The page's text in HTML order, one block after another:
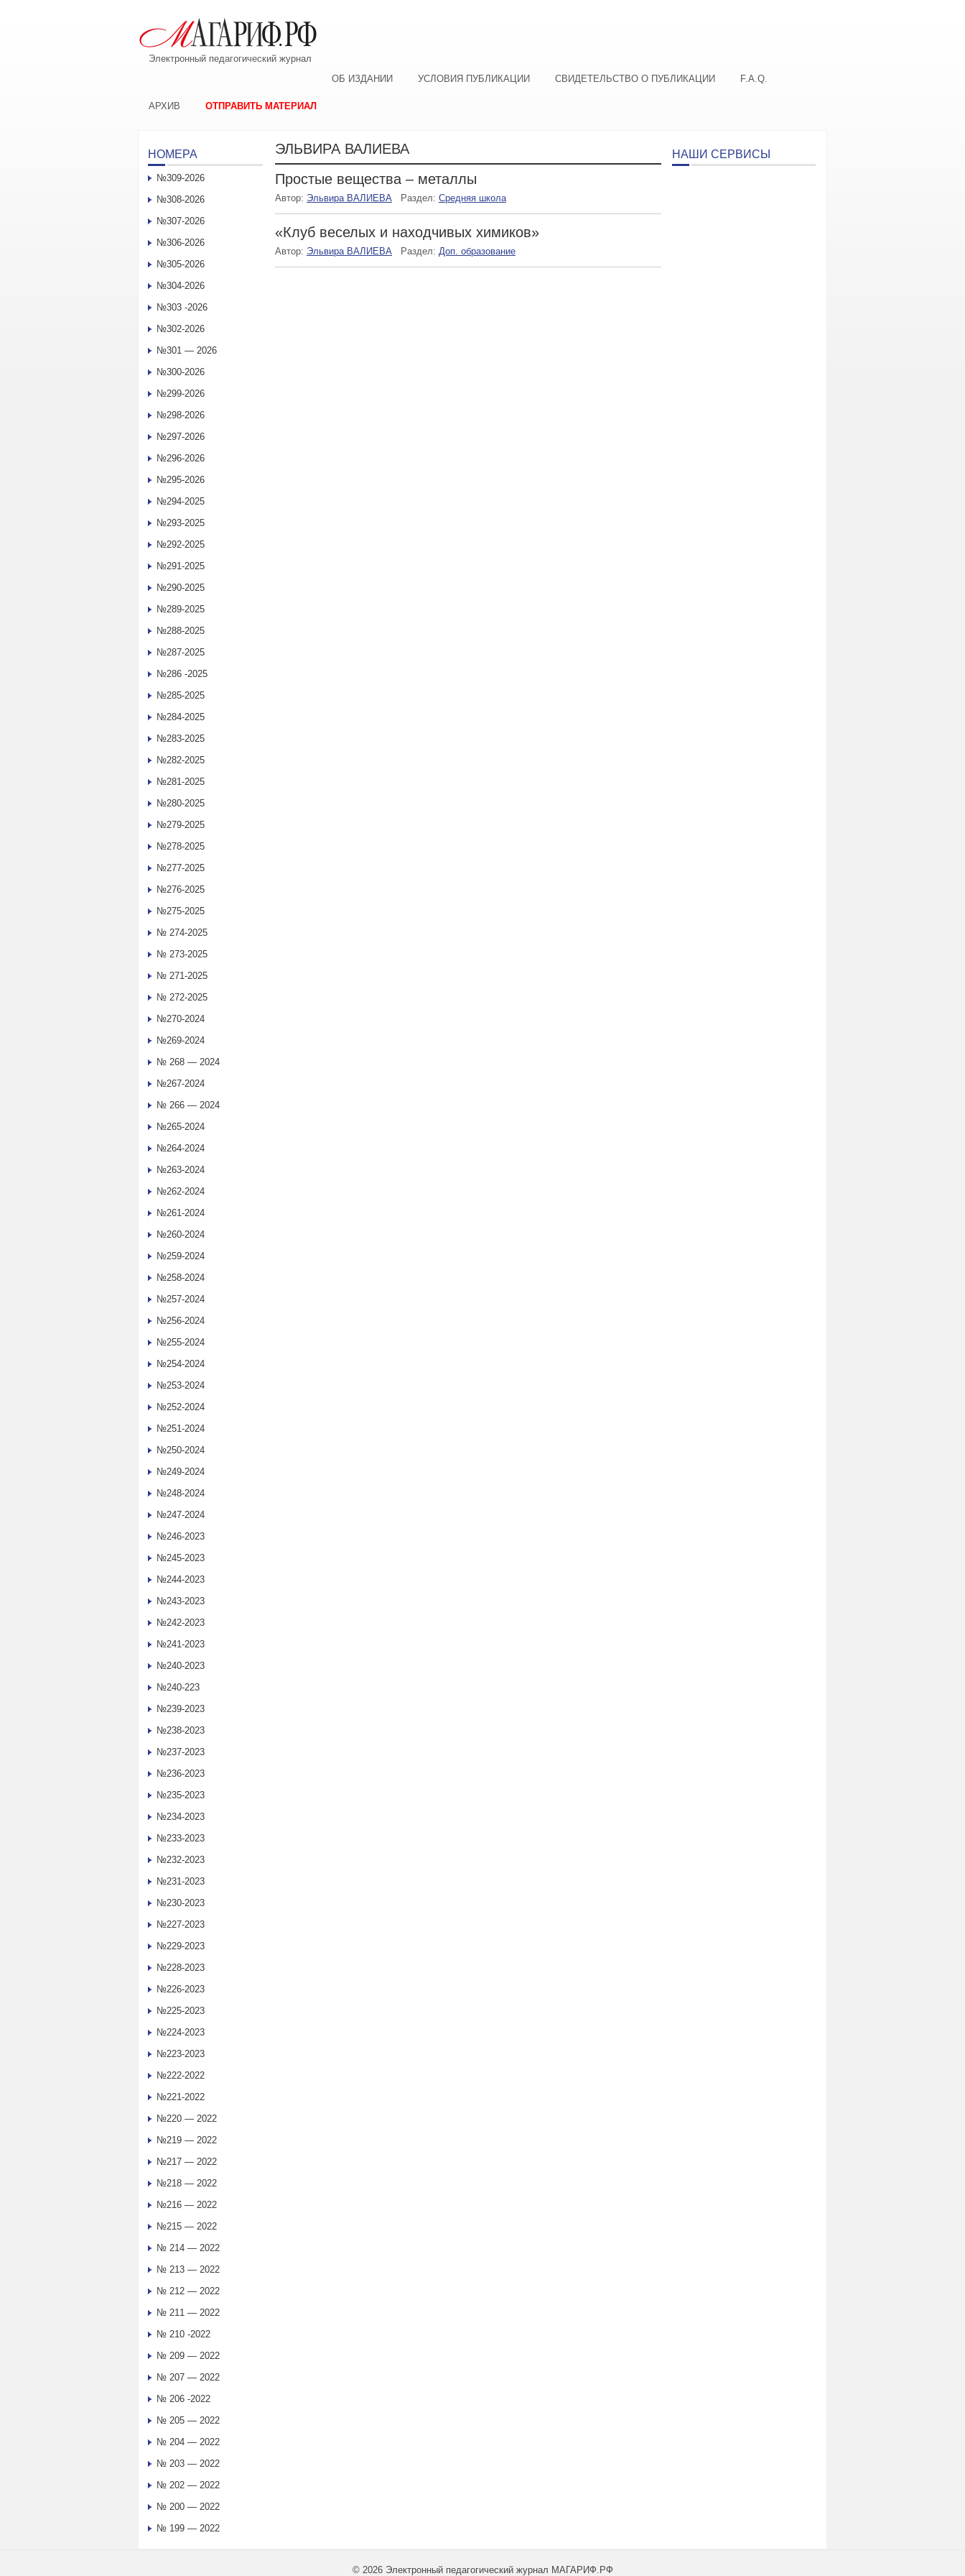
Электронный педагогический журнал
ОБ ИЗДАНИИ
УСЛОВИЯ ПУБЛИКАЦИИ СВИДЕТЕЛЬСТВО О ПУБЛИКАЦИИ F.A.Q.
АРХИВ ОТПРАВИТЬ МАТЕРИАЛ
ЭЛЬВИРА ВАЛИЕВА
Простые вещества – металлы
Автор: Эльвира ВАЛИЕВА Раздел: Средняя школа
«Клуб веселых и находчивых химиков»
Автор: Эльвира ВАЛИЕВА Раздел: Доп. образование
НОМЕРА
№309-2026
№308-2026
№307-2026
№306-2026
№305-2026
№304-2026
№303 -2026
№302-2026
№301 — 2026
№300-2026
№299-2026
№298-2026
№297-2026
№296-2026
№295-2026
№294-2025
№293-2025
№292-2025
№291-2025
№290-2025
№289-2025
№288-2025
№287-2025
№286 -2025
№285-2025
№284-2025
№283-2025
№282-2025
№281-2025
№280-2025
№279-2025
№278-2025
№277-2025
№276-2025
№275-2025
№ 274-2025
№ 273-2025
№ 271-2025
№ 272-2025
№270-2024
№269-2024
№ 268 — 2024
№267-2024
№ 266 — 2024
№265-2024
№264-2024
№263-2024
№262-2024
№261-2024
№260-2024
№259-2024
№258-2024
№257-2024
№256-2024
№255-2024
№254-2024
№253-2024
№252-2024
№251-2024
№250-2024
№249-2024
№248-2024
№247-2024
№246-2023
№245-2023
№244-2023
№243-2023
№242-2023
№241-2023
№240-2023
№240-223
№239-2023
№238-2023
№237-2023
№236-2023
№235-2023
№234-2023
№233-2023
№232-2023
№231-2023
№230-2023
№227-2023
№229-2023
№228-2023
№226-2023
№225-2023
№224-2023
№223-2023
№222-2022
№221-2022
№220 — 2022
№219 — 2022
№217 — 2022
№218 — 2022
№216 — 2022
№215 — 2022
№ 214 — 2022
№ 213 — 2022
№ 212 — 2022
№ 211 — 2022
№ 210 -2022
№ 209 — 2022
№ 207 — 2022
№ 206 -2022
№ 205 — 2022
№ 204 — 2022
№ 203 — 2022
№ 202 — 2022
№ 200 — 2022
№ 199 — 2022
НАШИ СЕРВИСЫ
© 2026 Электронный педагогический журнал МАГАРИФ.РФ